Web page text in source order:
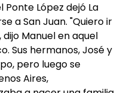
Ponte López dejó La
a San Juan. "Quiero ir
Manuel en aquel
Sus hermanos, José y
pero luego se
Aires,